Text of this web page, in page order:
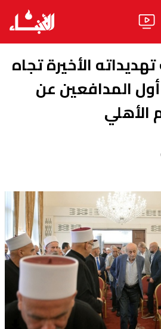
الأخيرة تجاه
أول المدافعين عن
الأهلي